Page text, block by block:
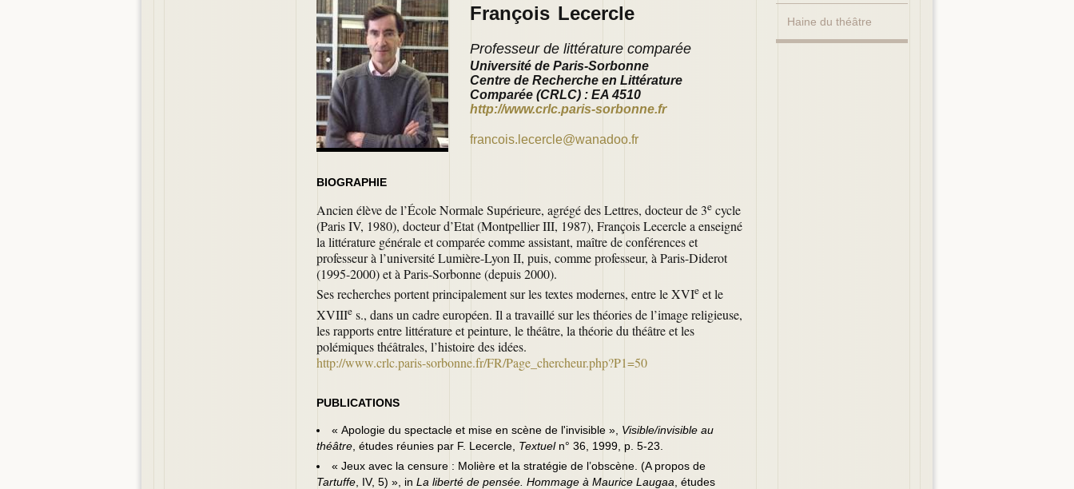
PAGE ACCUEIL François Lecercle
Professeur de littérature comparée
Université de Paris-Sorbonne
Centre de Recherche en Littérature
Comparée (CRLC) : EA 4510
http://www.crlc.paris-sorbonne.fr
francois.lecercle@wanadoo.fr
BIOGRAPHIE
Ancien élève de l’École Normale Supérieure, agrégé des Lettres, docteur de 3e cycle
(Paris IV, 1980), docteur d’Etat (Montpellier III, 1987), François Lecercle a enseigné
la littérature générale et comparée comme assistant, maître de conférences et
professeur à l’université Lumière-Lyon II, puis, comme professeur, à Paris-Diderot
(1995-2000) et à Paris-Sorbonne (depuis 2000).
Ses recherches portent principalement sur les textes modernes, entre le XVIe et le
XVIIIe s., dans un cadre européen. Il a travaillé sur les théories de l’image religieuse,
les rapports entre littérature et peinture, le théâtre, la théorie du théâtre et les
polémiques théâtrales, l’histoire des idées.
http://www.crlc.paris-sorbonne.fr/FR/Page_chercheur.php?P1=50
PUBLICATIONS
« Apologie du spectacle et mise en scène de l'invisible », Visible/invisible au
théâtre , études réunies par F. Lecercle, Textueln° 36, 1999, p. 5-23.
« Jeux avec la censure : Molière et la stratégie de l’obscène. (A propos de
Tartuffe , IV, 5) », in La liberté de pensée. Hommage à Maurice Laugaa , études
Haine du théâtre